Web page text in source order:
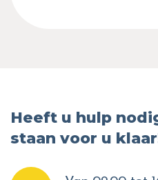
Heeft u hulp
staan voor u